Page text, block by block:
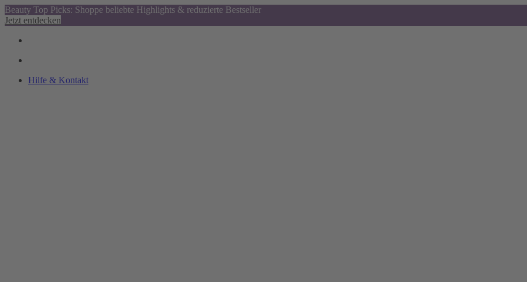
Beauty Top Picks: Shoppe beliebte Highlights & reduzierte Bestseller
Jetzt entdecken
Hilfe & Kontakt